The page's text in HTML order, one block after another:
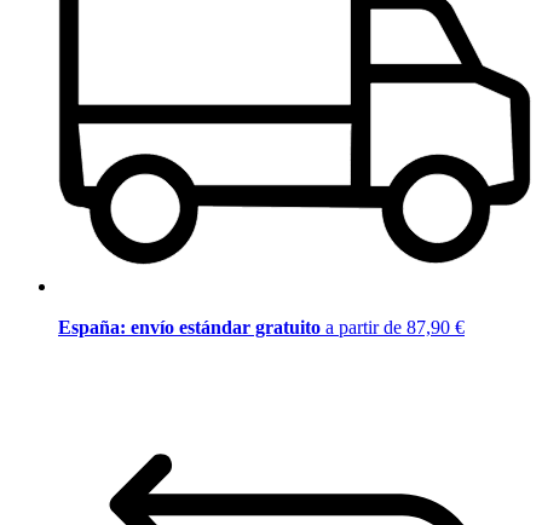
España: envío estándar gratuito a partir de 87,90 €